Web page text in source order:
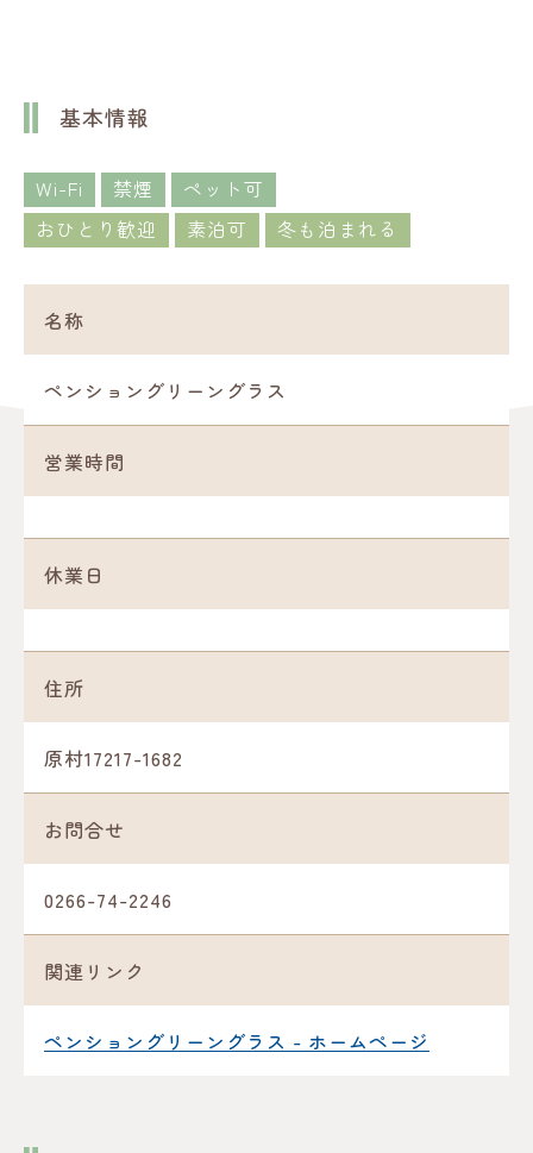
基本情報
Wi-Fi 禁煙
ペット可
おひとり歓迎
素泊可 冬も泊まれる
名称
ペンショングリーングラス
営業時間
休業日
住所
原村17217-1682
お問合せ
0266-74-2246
関連リンク
ペンショングリーングラス - ホームページ